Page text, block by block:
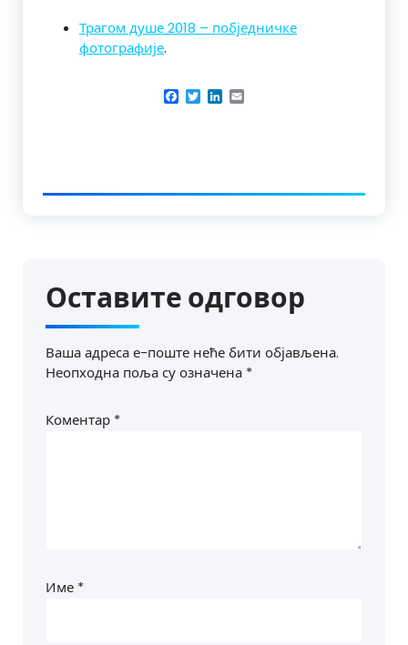
Трагом душе 2018 – побједничке
фотографије.
Facebook
TwitterLinkedIn
Оставите одговор
Ваша адреса е-поште неће бити објављена.
Неопходна поља су означена *
Коментар *
Име *